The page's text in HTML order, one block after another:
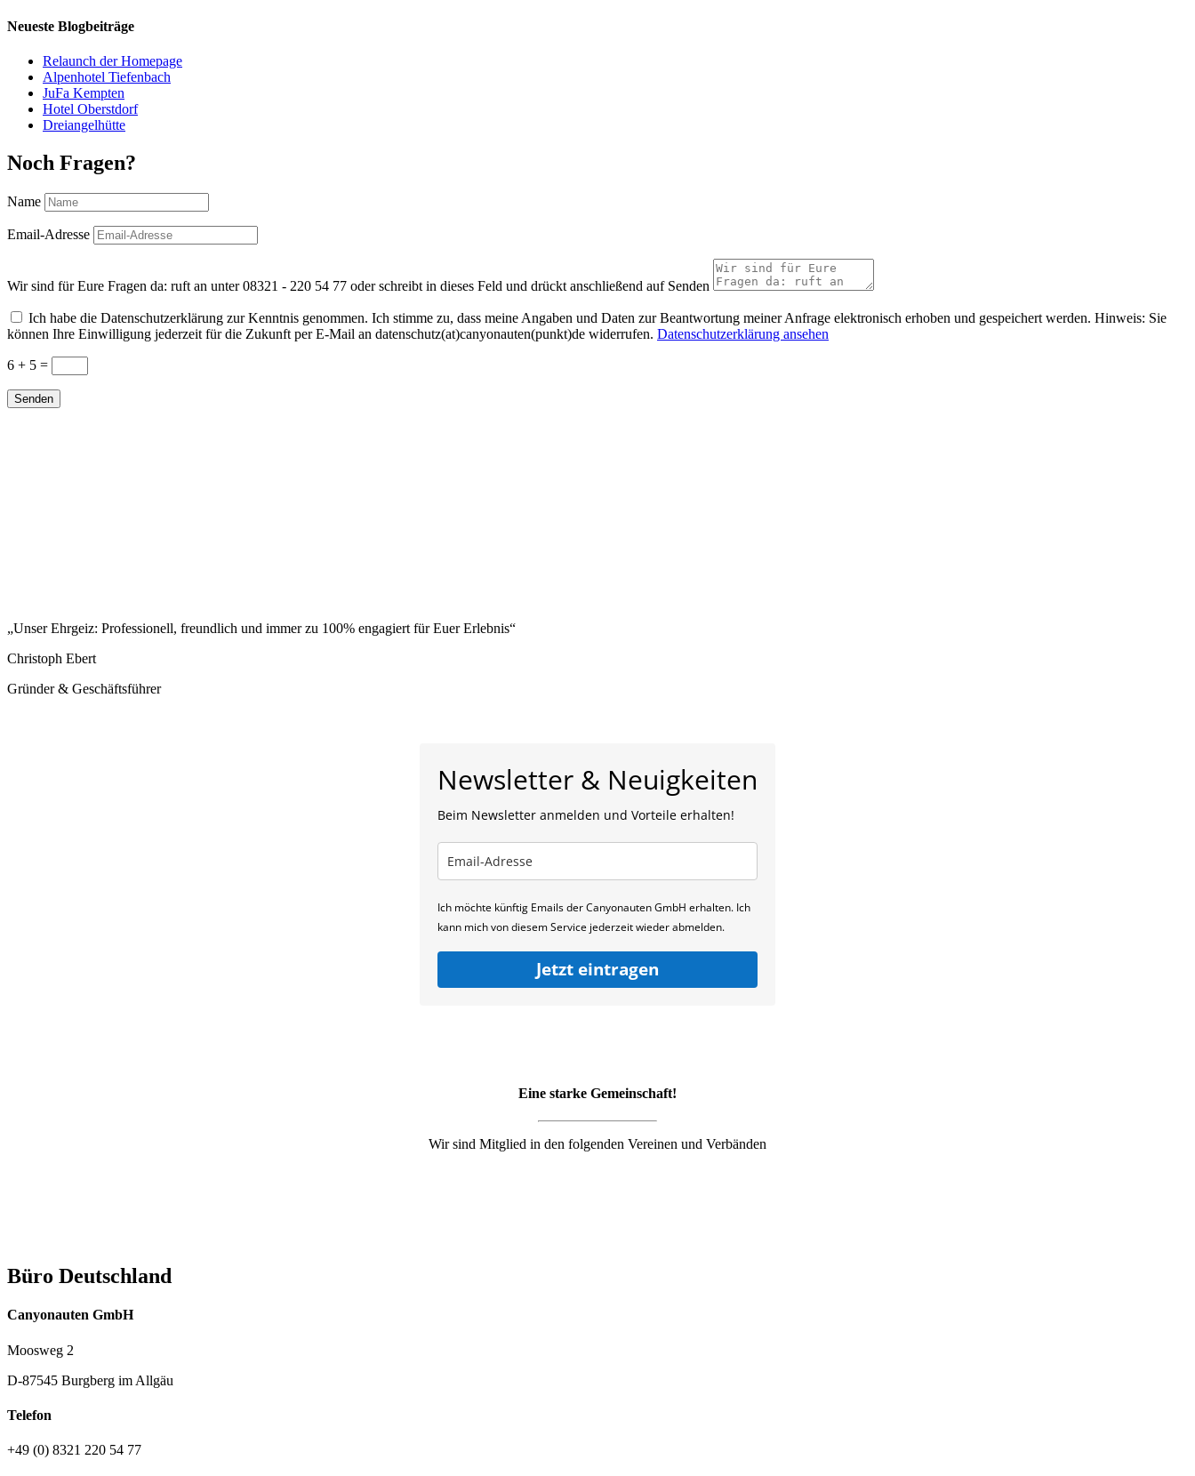
Neueste Blogbeiträge
Relaunch der Homepage
Alpenhotel Tiefenbach
JuFa Kempten
Hotel Oberstdorf
Dreiangelhütte
Noch Fragen?
Name
Email-Adresse
Wir sind für Eure Fragen da: ruft an unter 08321 - 220 54 77 oder schreibt in dieses Feld und drückt anschließend auf Senden
Ich habe die Datenschutzerklärung zur Kenntnis genommen. Ich stimme zu, dass meine Angaben und Daten zur Beantwortung meiner Anfrage elektronisch erhoben und gespeichert werden. Hinweis: Sie
können Ihre Einwilligung jederzeit für die Zukunft per E-Mail an datenschutz(at)canyonauten(punkt)de widerrufen. Datenschutzerklärung ansehen
6 + 5 =
Senden
„Unser Ehrgeiz: Professionell, freundlich und immer zu 100% engagiert für Euer Erlebnis“
Christoph Ebert
Gründer & Geschäftsführer
Newsletter & Neuigkeiten
Beim Newsletter anmelden und Vorteile erhalten!
Ich möchte künftig Emails der Canyonauten GmbH erhalten. Ich
kann mich von diesem Service jederzeit wieder abmelden.
Jetzt eintragen
Eine starke Gemeinschaft!
Wir sind Mitglied in den folgenden Vereinen und Verbänden
Büro Deutschland
Canyonauten GmbH
Moosweg 2
D-87545 Burgberg im Allgäu
Telefon
+49 (0) 8321 220 54 77